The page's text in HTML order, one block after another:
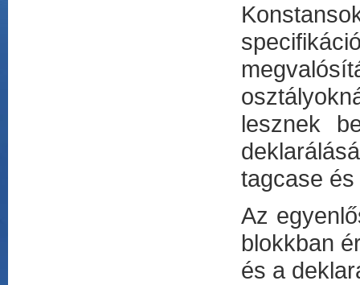
lesznek
tagcase
Az
blokkban
és a